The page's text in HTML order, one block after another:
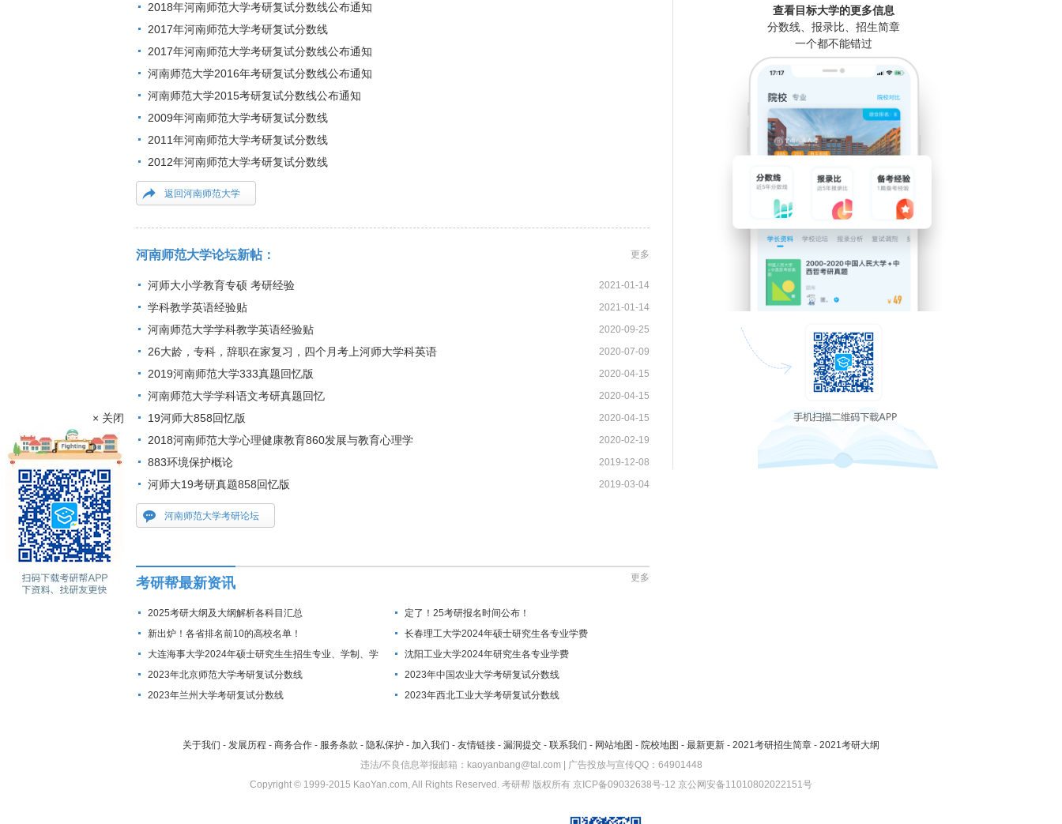
2018年河南师范大学考研复试分数线公布通知
2017年河南师范大学考研复试分数线
2017年河南师范大学考研复试分数线公布通知
河南师范大学2016年考研复试分数线公布通知
河南师范大学2015考研复试分数线公布通知
2009年河南师范大学考研复试分数线
2011年河南师范大学考研复试分数线
2012年河南师范大学考研复试分数线
返回河南师范大学
河南师范大学论坛新帖： 更多
2021-01-14
河师大小学教育专硕 考研经验
2021-01-14
学科教学英语经验贴
2020-09-25
河南师范大学学科教学英语经验贴
2020-07-09
26大龄，专科，辞职在家复习，四个月考上河师大学科英语
2020-04-15
2019河南师范大学333真题回忆版
2020-04-15
河南师范大学学科语文考研真题回忆
2020-04-15
19河师大858回忆版
2020-02-19
2018河南师范大学心理健康教育860发展与教育心理学
2019-12-08
883环境保护概论
2019-03-04
河师大19考研真题858回忆版
河南师范大学考研论坛
考研帮最新资讯 更多
2025考研大纲及大纲解析各科目汇总
定了！25考研报名时间公布！
新出炉！各省排名前10的高校名单！
长春理工大学2024年硕士研究生各专业学费
大连海事大学2024年硕士研究生生招生专业、学制、学
费标准及拟招生人数
沈阳工业大学2024年研究生各专业学费
2023年北京师范大学考研复试分数线
2023年中国农业大学考研复试分数线
2023年兰州大学考研复试分数线
2023年西北工业大学考研复试分数线
查看目标大学的更多信息
分数线、报录比、招生简章
一个都不能错过
关于我们 - 发展历程 - 商务合作 - 服务条款 - 隐私保护 - 加入我们 - 友情链接 - 漏洞提交 - 联系我们 - 网站地图 - 院校地图 - 最新更新 - 2021考研招生简章 - 2021考研大纲
违法/不良信息举报邮箱：kaoyanbang@tal.com | 广告投放与宣传QQ：64901448
Copyright © 1999-2015 KaoYan.com, All Rights Reserved. 考研帮 版权所有 京ICP备09032638号-12 京公网安备11010802022151号
× 关闭